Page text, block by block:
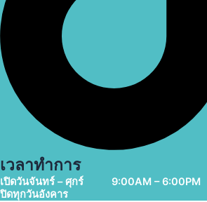
เวลาทำการ
เปิดวันจันทร์ – ศุกร์
9:00AM – 6:00PM
ปิดทุกวันอังคาร